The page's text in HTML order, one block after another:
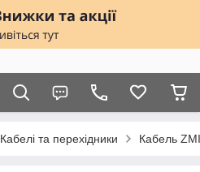
Кабелі та перехідники Кабель